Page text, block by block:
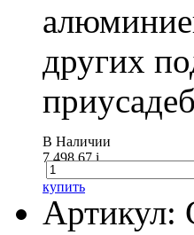
других
В Наличии
7 498.67i
купить
Артикул: